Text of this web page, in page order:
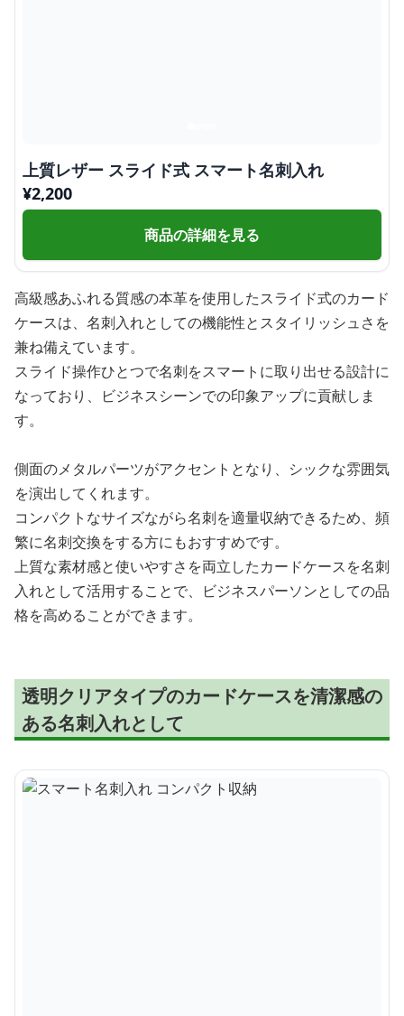
上質レザー スライド式 スマート名刺入れ
¥2,200
商品の詳細を見る
高級感あふれる質感の本革を使用したスライド式のカード
ケースは、名刺入れとしての機能性とスタイリッシュさを
兼ね備えています。
スライド操作ひとつで名刺をスマートに取り出せる設計に
なっており、ビジネスシーンでの印象アップに貢献しま
す。
側面のメタルパーツがアクセントとなり、シックな雰囲気
を演出してくれます。
コンパクトなサイズながら名刺を適量収納できるため、頻
繁に名刺交換をする方にもおすすめです。
上質な素材感と使いやすさを両立したカードケースを名刺
入れとして活用することで、ビジネスパーソンとしての品
格を高めることができます。
透明クリアタイプのカードケースを清潔感の
ある名刺入れとして